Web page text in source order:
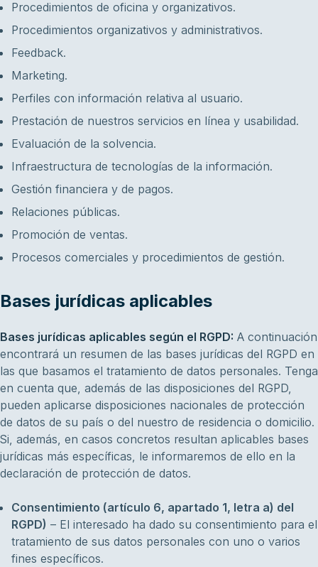
Procedimientos de oficina y organizativos.
Procedimientos organizativos y administrativos.
Feedback.
Marketing.
Perfiles con información relativa al usuario.
Prestación de nuestros servicios en línea y usabilidad.
Evaluación de la solvencia.
Infraestructura de tecnologías de la información.
Gestión financiera y de pagos.
Relaciones públicas.
Promoción de ventas.
Procesos comerciales y procedimientos de gestión.
Bases jurídicas aplicables
Bases jurídicas aplicables según el RGPD: A continuación
encontrará un resumen de las bases jurídicas del RGPD en
las que basamos el tratamiento de datos personales. Tenga
en cuenta que, además de las disposiciones del RGPD,
pueden aplicarse disposiciones nacionales de protección
de datos de su país o del nuestro de residencia o domicilio.
Si, además, en casos concretos resultan aplicables bases
jurídicas más específicas, le informaremos de ello en la
declaración de protección de datos.
Consentimiento (artículo 6, apartado 1, letra a) del
RGPD) – El interesado ha dado su consentimiento para el
tratamiento de sus datos personales con uno o varios
fines específicos.